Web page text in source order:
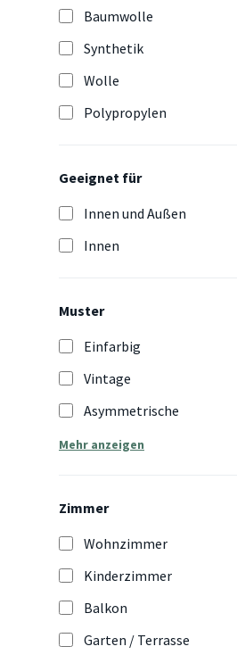
Baumwolle
Synthetik
Wolle
Polypropylen
Geeignet für
Innen und Außen
Innen
Muster
Einfarbig
Vintage
Asymmetrische
Mehr anzeigen
Zimmer
Wohnzimmer
Kinderzimmer
Balkon
Garten / Terrasse